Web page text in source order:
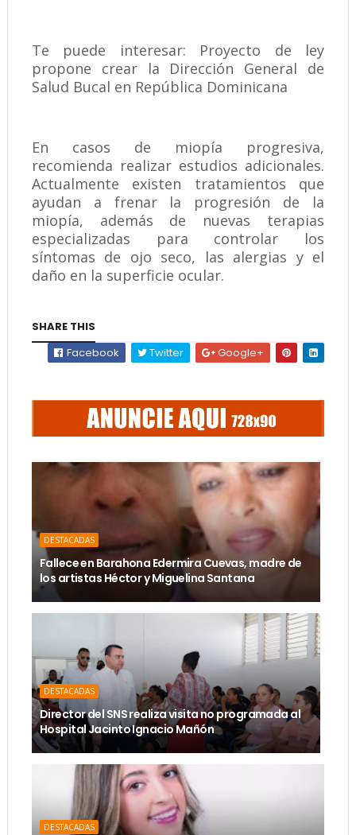
Te puede interesar: Proyecto de ley
propone crear la Dirección General de
Salud Bucal en República Dominicana
En casos de miopía progresiva,
recomienda realizar estudios adicionales.
Actualmente existen tratamientos que
ayudan a frenar la progresión de la
miopía, además de nuevas terapias
especializadas para controlar los
síntomas de ojo seco, las alergias y el
daño en la superficie ocular.
SHARE THIS
Facebook
Twitter Google+
DESTACADAS
Fallece en Barahona Edermira Cuevas, madre de
los artistas Héctor y Miguelina Santana
DESTACADAS
Director del SNS realiza visita no programada al
Hospital Jacinto Ignacio Mañón
DESTACADAS